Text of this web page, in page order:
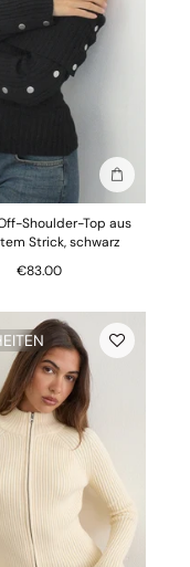
In die
Shoulder-Top aus
Strick, schwarz
€83.00